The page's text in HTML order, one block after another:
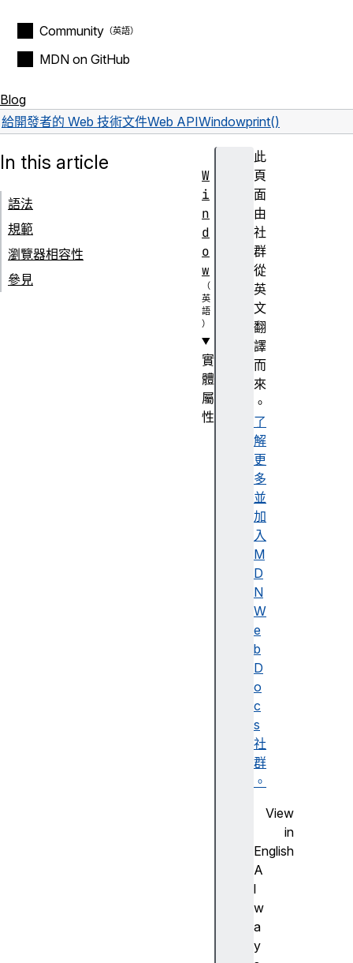
Community
MDN on GitHub
Blog
給開發者的 Web 技術文件Web APIWindowprint()
此
頁
面
由
社
群
從
英
文
翻
譯
而
來
。
了
解
更
多
並
加
入
M
D
N
W
e
b
D
o
c
s
社
群
。
View
in
English
A
l
w
a
y
In this article
語法
規範
瀏覽器相容性
參見
W
i
n
d
o
w
實
體
屬
性